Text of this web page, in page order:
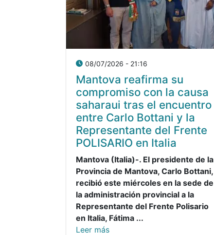
08/07/2026 - 21:16
Mantova reafirma su
compromiso con la causa
saharaui tras el encuentro
entre Carlo Bottani y la
Representante del Frente
POLISARIO en Italia
Mantova (Italia)-. El presidente de la
Provincia de Mantova, Carlo Bottani,
recibió este miércoles en la sede de
la administración provincial a la
Representante del Frente Polisario
en Italia, Fátima ...
Leer más